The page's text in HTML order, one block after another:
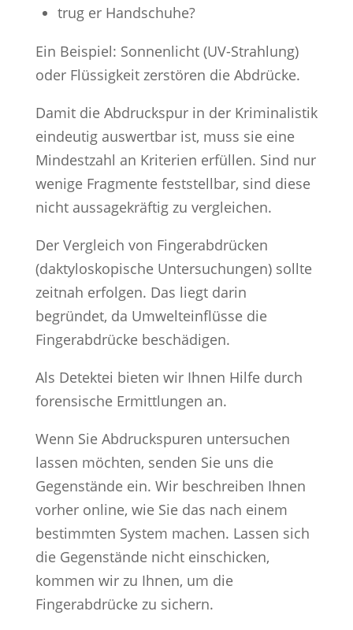
trug er Handschuhe?
Ein Beispiel: Sonnenlicht (UV-Strahlung)
oder Flüssigkeit zerstören die Abdrücke.
Damit die Abdruckspur in der Kriminalistik
eindeutig auswertbar ist, muss sie eine
Mindestzahl an Kriterien erfüllen. Sind nur
wenige Fragmente feststellbar, sind diese
nicht aussagekräftig zu vergleichen.
Der Vergleich von Fingerabdrücken
(daktyloskopische Untersuchungen) sollte
zeitnah erfolgen. Das liegt darin
begründet, da Umwelteinflüsse die
Fingerabdrücke beschädigen.
Als Detektei bieten wir Ihnen Hilfe durch
forensische Ermittlungen an.
Wenn Sie Abdruckspuren untersuchen
lassen möchten, senden Sie uns die
Gegenstände ein. Wir beschreiben Ihnen
vorher online, wie Sie das nach einem
bestimmten System machen. Lassen sich
die Gegenstände nicht einschicken,
kommen wir zu Ihnen, um die
Fingerabdrücke zu sichern.